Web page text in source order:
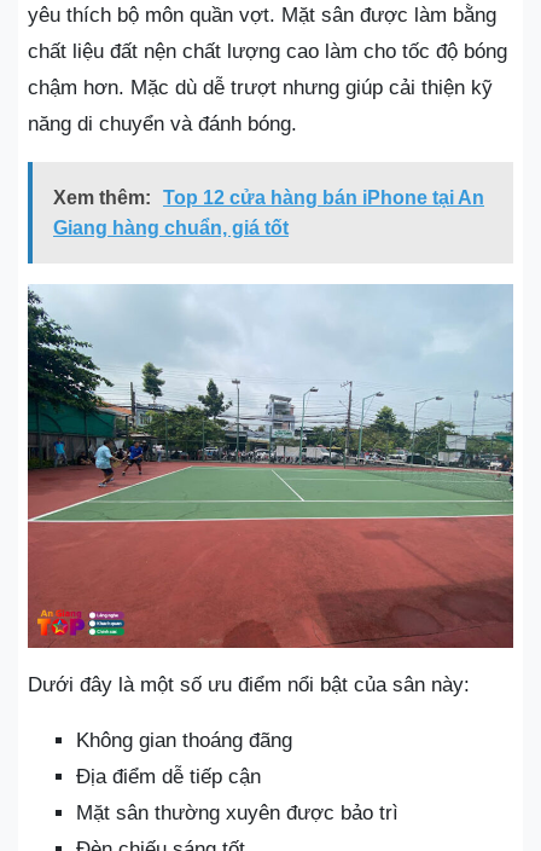
yêu thích bộ môn quần vợt. Mặt sân được làm bằng
chất liệu đất nện chất lượng cao làm cho tốc độ bóng
chậm hơn. Mặc dù dễ trượt nhưng giúp cải thiện kỹ
năng di chuyển và đánh bóng.
Xem thêm:
Top 12 cửa hàng bán iPhone tại An
Giang hàng chuẩn, giá tốt
Dưới đây là một số ưu điểm nổi bật của sân này:
Không gian thoáng đãng
Địa điểm dễ tiếp cận
Mặt sân thường xuyên được bảo trì